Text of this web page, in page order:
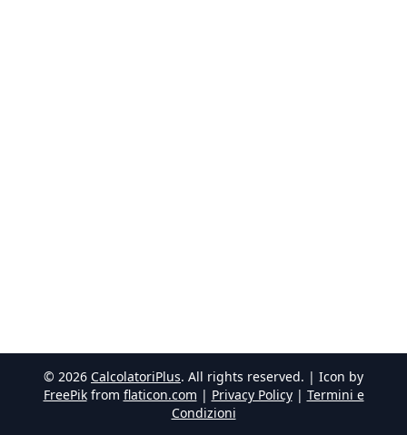
© 2026 CalcolatoriPlus. All rights reserved. | Icon by
FreePik from flaticon.com | Privacy Policy| Termini e
Condizioni